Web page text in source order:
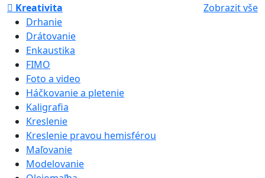
Kreativita
Zobrazit vše
Drhanie
Drátovanie
Enkaustika
FIMO
Foto a video
Háčkovanie a pletenie
Kaligrafia
Kreslenie
Kreslenie pravou hemisférou
Maľovanie
Modelovanie